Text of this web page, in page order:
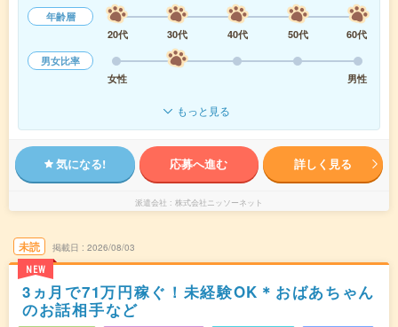
年齢層
20代
30代 40代 50代
60代
男女比率
女性
男性
もっと見る
気になる! 応募へ進む 詳しく見る
派遣会社 株式会社ニッソーネット
未読
NEW
掲載日 2026/08/03
3ヵ月で71万円稼ぐ！未経験OK＊おばあちゃん
のお話相手など